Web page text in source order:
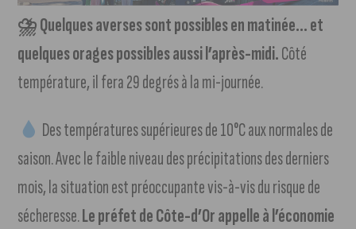
⛈ Quelques averses sont possibles en matinée… et
quelques orages possibles aussi l’après-midi.Côté
température, il fera 29 degrés à la mi-journée.
Des températures supérieures de 10°C aux normales de
saison. Avec le faible niveau des précipitations des derniers
mois, la situation est préoccupante vis-à-vis du risque de
sécheresse.Le préfet de Côte-d’Or appelle à l’économie